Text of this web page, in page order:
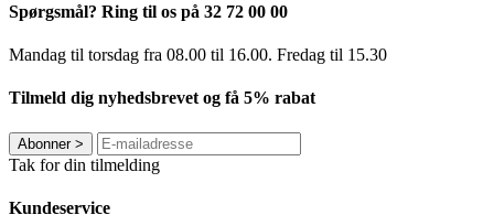
Spørgsmål? Ring til os på 32 72 00 00
Mandag til torsdag fra 08.00 til 16.00. Fredag ​​til 15.30
Tilmeld dig nyhedsbrevet og få 5% rabat
Abonner>
Tak for din tilmelding
Kundeservice